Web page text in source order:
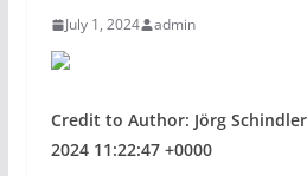
July 1, 2024 admin
Credit to Author: Jörg
2024 11:22:47 +0000